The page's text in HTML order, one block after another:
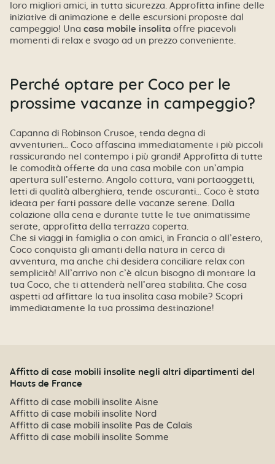
loro migliori amici, in tutta sicurezza. Approfitta infine delle
iniziative di animazione e delle escursioni proposte dal
campeggio! Una casa mobile insolita offre piacevoli
momenti di relax e svago ad un prezzo conveniente.
Perché optare per Coco per le
prossime vacanze in campeggio?
Capanna di Robinson Crusoe, tenda degna di
avventurieri… Coco affascina immediatamente i più piccoli
rassicurando nel contempo i più grandi! Approfitta di tutte
le comodità offerte da una casa mobile con un’ampia
apertura sull’esterno. Angolo cottura, vani portaoggetti,
letti di qualità alberghiera, tende oscuranti… Coco è stata
ideata per farti passare delle vacanze serene. Dalla
colazione alla cena e durante tutte le tue animatissime
serate, approfitta della terrazza coperta.
Che si viaggi in famiglia o con amici, in Francia o all’estero,
Coco conquista gli amanti della natura in cerca di
avventura, ma anche chi desidera conciliare relax con
semplicità! All’arrivo non c’è alcun bisogno di montare la
tua Coco, che ti attenderà nell’area stabilita. Che cosa
aspetti ad affittare la tua insolita casa mobile? Scopri
immediatamente la tua prossima destinazione!
Affitto di case mobili insolite negli altri dipartimenti del
Hauts de France
Affitto di case mobili insolite Aisne
Affitto di case mobili insolite Nord
Affitto di case mobili insolite Pas de Calais
Affitto di case mobili insolite Somme